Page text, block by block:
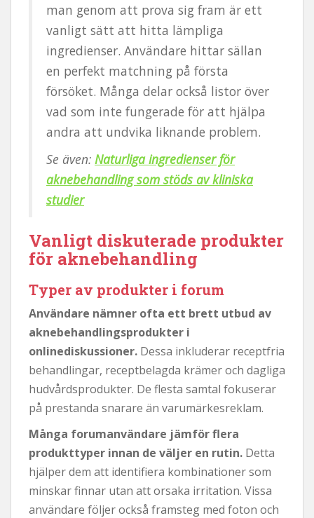
man genom att prova sig fram är ett
vanligt sätt att hitta lämpliga
ingredienser. Användare hittar sällan
en perfekt matchning på första
försöket. Många delar också listor över
vad som inte fungerade för att hjälpa
andra att undvika liknande problem.
Se även: Naturliga ingredienser för
aknebehandling som stöds av kliniska
studier
Vanligt diskuterade produkter
för aknebehandling
Typer av produkter i forum
Användare nämner ofta ett brett utbud av
aknebehandlingsprodukter i
onlinediskussioner. Dessa inkluderar receptfria
behandlingar, receptbelagda krämer och dagliga
hudvårdsprodukter. De flesta samtal fokuserar
på prestanda snarare än varumärkesreklam.
Många forumanvändare jämför flera
produkttyper innan de väljer en rutin. Detta
hjälper dem att identifiera kombinationer som
minskar finnar utan att orsaka irritation. Vissa
användare följer också framsteg med foton och